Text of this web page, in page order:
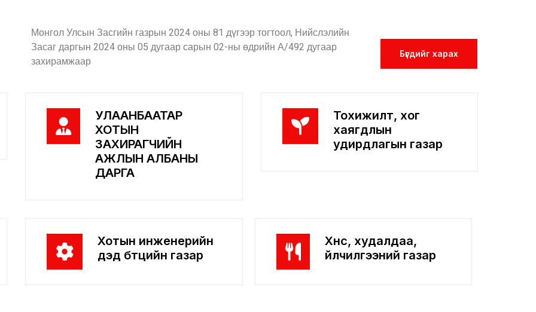
Монгол Улсын Засгийн газрын 2024 оны 81 дүгээр тогтоол, Нийслэлийн
Засаг даргын 2024 оны 05 дугаар сарын 02-ны өдрийн А/492 дугаар
захирамжаар
Бүгдийг харах
УЛААНБААТАР
ХОТЫН
ЗАХИРАГЧИЙН
АЖЛЫН АЛБАНЫ
ДАРГА
Тохижилт, хог
хаягдлын
удирдлагын газар
Хотын инженерийн
дэд бүтцийн газар
Хүнс, худалдаа,
үйлчилгээний газар